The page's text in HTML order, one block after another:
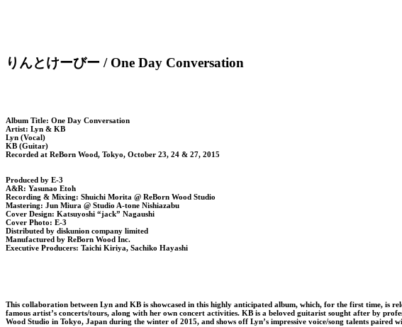
りんとけーびー / One Day Conversation
Album Title: One Day Conversation
Artist: Lyn & KB
Lyn (Vocal)
KB (Guitar)
Recorded at ReBorn Wood, Tokyo, October 23, 24 & 27, 2015
Produced by E-3
A&R: Yasunao Etoh
Recording & Mixing: Shuichi Morita @ ReBorn Wood Studio
Mastering: Jun Miura @ Studio A-tone Nishiazabu
Cover Design: Katsuyoshi “jack” Nagaushi
Cover Photo: E-3
Distributed by diskunion company limited
Manufactured by ReBorn Wood Inc.
Executive Producers: Taichi Kiriya, Sachiko Hayashi
This collaboration between Lyn and KB is showcased in this highly anticipated album, which, for the first time, is
famous artist’s concerts/tours, along with her own concert activities. KB is a beloved guitarist sought after by
Wood Studio in Tokyo, Japan during the winter of 2015, and shows off Lyn’s impressive voice/song talents